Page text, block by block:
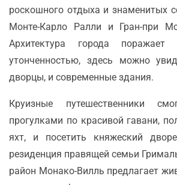
роскошного отдыха и знаменитых
Монте-Карло Ралли и Гран-при
Архитектура города поражает
утонченностью, здесь можно
дворцы, и современные здания.
Круизные путешественники
прогулками по красивой гавани,
яхт, и посетить княжеский
резиденция правящей семьи
район Монако-Вилль предлагает